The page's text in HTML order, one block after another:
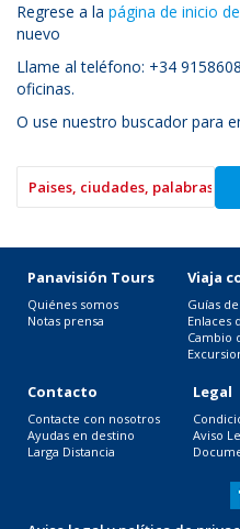
Regrese a la página de inicio
nuevo
Llame al teléfono: +34
oficinas.
O use nuestro buscador para
Panavisión Tours
Quiénes somos
Notas prensa
Viaja
Guías
Enlaces
Cambio
Contacto
Contacte con nosotros
Ayudas en destino
Larga Distancia
Legal
Aviso